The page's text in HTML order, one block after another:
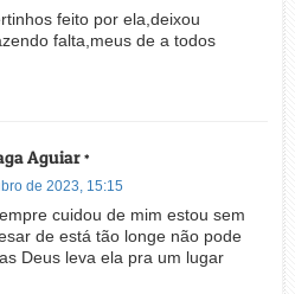
feito por ela,deixou
falta,meus de a todos
Aguiar*
de 2023, 15:15
cuidou de mim estou sem
de está tão longe não pode
Deus leva ela pra um lugar